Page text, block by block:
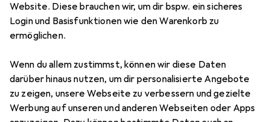
Website. Diese brauchen wir, um dir bspw. ein sicheres
Login und Basisfunktionen wie den Warenkorb zu
ermöglichen.
Wenn du allem zustimmst, können wir diese Daten
darüber hinaus nutzen, um dir personalisierte Angebote
zu zeigen, unsere Webseite zu verbessern und gezielte
Werbung auf unseren und anderen Webseiten oder Apps
CasioCT-S200
Preis in EUR inkl. MwSt.
EUR
157,37
Schneller lieferbar
Angebot für
EUR
190,57